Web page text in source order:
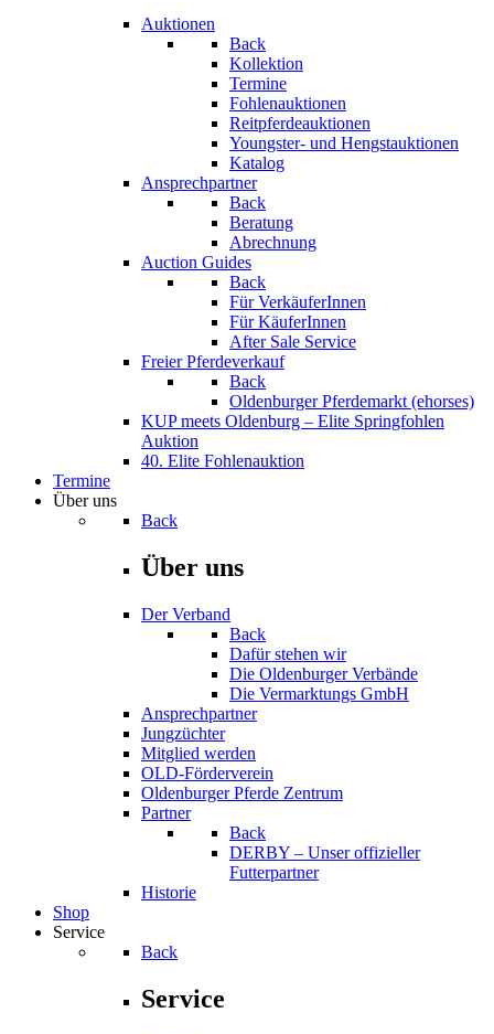
Auktionen
Back
Kollektion
Termine
Fohlenauktionen
Reitpferdeauktionen
Youngster- und Hengstauktionen
Katalog
Ansprechpartner
Back
Beratung
Abrechnung
Auction Guides
Back
Für VerkäuferInnen
Für KäuferInnen
After Sale Service
Freier Pferdeverkauf
Back
Oldenburger Pferdemarkt (ehorses)
KUP meets Oldenburg – Elite Springfohlen
Auktion
40. Elite Fohlenauktion
Termine
Über uns
Back
Über uns
Der Verband
Back
Dafür stehen wir
Die Oldenburger Verbände
Die Vermarktungs GmbH
Ansprechpartner
Jungzüchter
Mitglied werden
OLD-Förderverein
Oldenburger Pferde Zentrum
Partner
Back
DERBY – Unser offizieller
Futterpartner
Historie
Shop
Service
Back
Service